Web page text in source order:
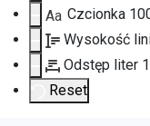
Aa Czcionka
Wysokość
Odstęp liter
Reset